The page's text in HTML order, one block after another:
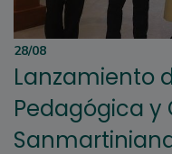
28/08
Lanzamiento
Pedagógica y